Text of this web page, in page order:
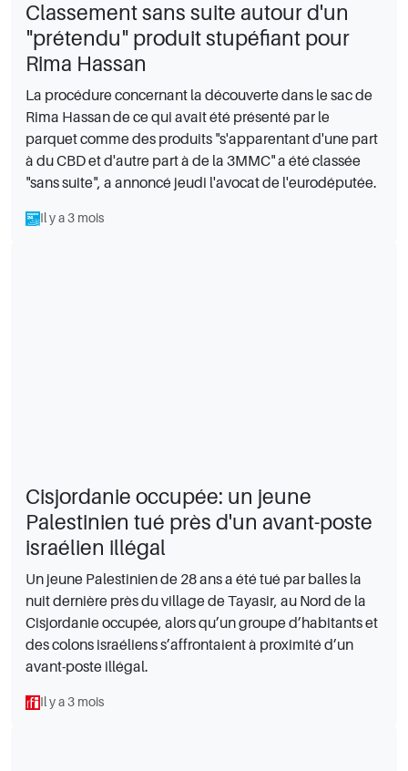
Classement sans suite autour d'un
"prétendu" produit stupéfiant pour
Rima Hassan
La procédure concernant la découverte dans le sac de
Rima Hassan de ce qui avait été présenté par le
parquet comme des produits "s'apparentant d'une part
à du CBD et d'autre part à de la 3MMC" a été classée
"sans suite", a annoncé jeudi l'avocat de l'eurodéputée.
Il y a 3 mois
Cisjordanie occupée: un jeune
Palestinien tué près d'un avant-poste
israélien illégal
Un jeune Palestinien de 28 ans a été tué par balles la
nuit dernière près du village de Tayasir, au Nord de la
Cisjordanie occupée, alors qu’un groupe d’habitants et
des colons israéliens s’affrontaient à proximité d’un
avant-poste illégal.
Il y a 3 mois